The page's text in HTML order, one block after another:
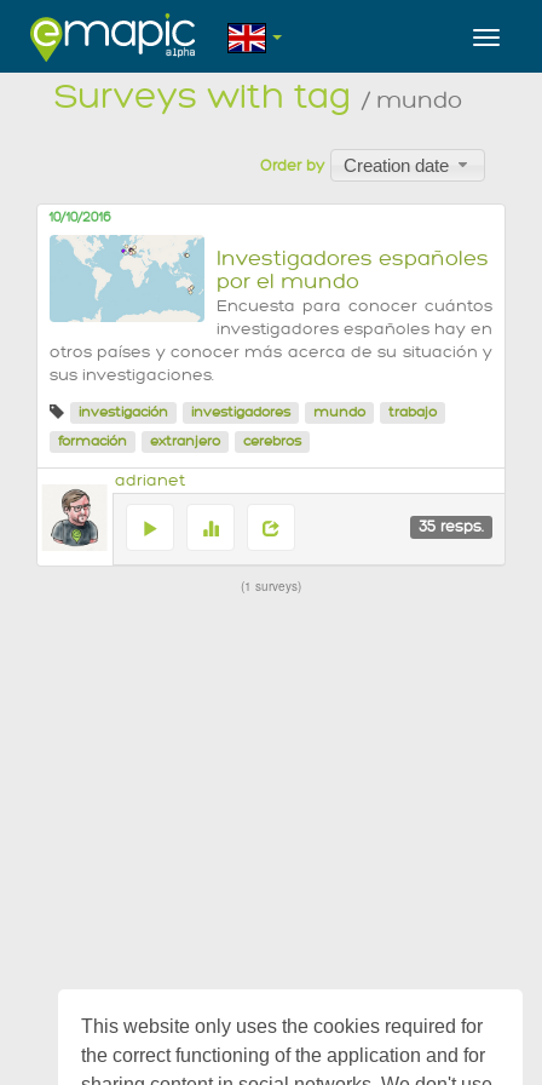
This website only uses the cookies required for
the correct functioning of the application and for
Surveys with tag / mundo
Order by Creation date
10/10/2016
Investigadores españoles
por el mundo
Encuesta para conocer cuántos
investigadores españoles hay en
otros países y conocer más acerca de su situación y
sus investigaciones.
investigación investigadores mundo
trabajo
formación
extranjero cerebros
adrianet
35 resps.
1 surveys